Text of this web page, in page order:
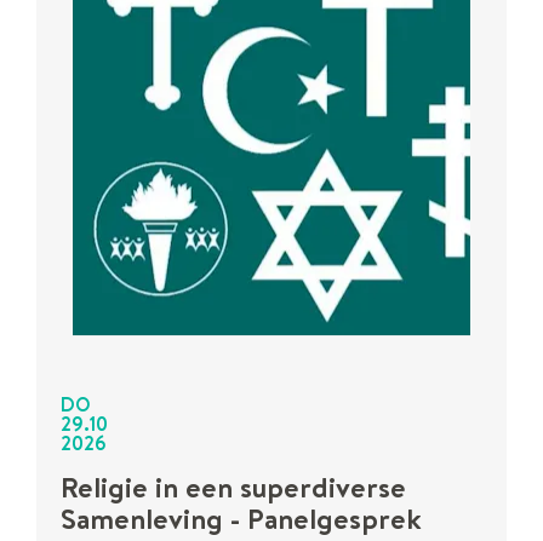
DO
29.10
2026
Religie in een superdiverse
Samenleving - Panelgesprek